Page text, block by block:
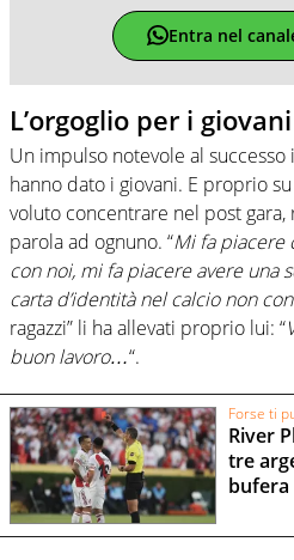
Entra nel
L’orgoglio per i
Un impulso notevole al successo
hanno dato i giovani. E proprio
voluto concentrare nel post
parola ad ognuno. “Mi fa piacere
con noi, mi fa piacere avere una
carta d’identità nel calcio non
ragazzi” li ha allevati proprio lui: “
buon lavoro…“.
Forse ti
River
tre
bufera